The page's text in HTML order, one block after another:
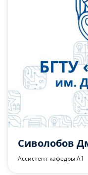
Сиволобов
Ассистент кафедры А1